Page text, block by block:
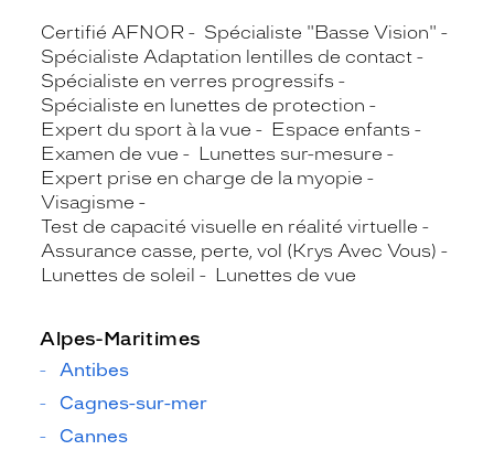
Certifié AFNOR
Spécialiste "Basse Vision"
Spécialiste Adaptation lentilles de contact
Spécialiste en verres progressifs
Spécialiste en lunettes de protection
Expert du sport à la vue
Espace enfants
Examen de vue
Lunettes sur-mesure
Expert prise en charge de la myopie
Visagisme
Test de capacité visuelle en réalité virtuelle
Assurance casse, perte, vol (Krys Avec Vous)
Lunettes de soleil
Lunettes de vue
Alpes-Maritimes
Antibes
Cagnes-sur-mer
Cannes